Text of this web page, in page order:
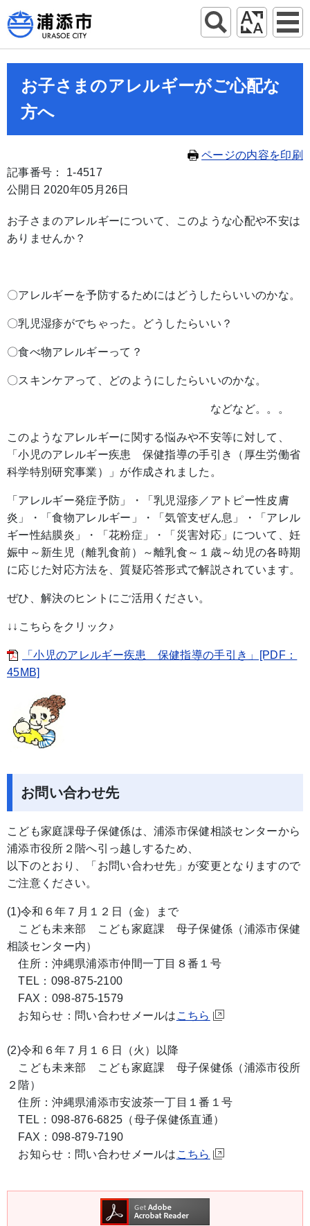
お子さまのアレルギーがご心配な
方へ
ページの内容を印刷
記事番号： 1-4517
公開日 2020年05月26日
お子さまのアレルギーについて、このような心配や不安は
ありませんか？
〇アレルギーを予防するためにはどうしたらいいのかな。
〇乳児湿疹がでちゃった。どうしたらいい？
〇食べ物アレルギーって？
〇スキンケアって、どのようにしたらいいのかな。
などなど。。。
このようなアレルギーに関する悩みや不安等に対して、
「小児のアレルギー疾患 保健指導の手引き（厚生労働省
科学特別研究事業）」が作成されました。
「アレルギー発症予防」・「乳児湿疹／アトピー性皮膚
炎」・「食物アレルギー」・「気管支ぜん息」・「アレル
ギー性結膜炎」・「花粉症」・「災害対応」について、妊
娠中～新生児（離乳食前）～離乳食～１歳～幼児の各時期
に応じた対応方法を、質疑応答形式で解説されています。
ぜひ、解決のヒントにご活用ください。
↓↓こちらをクリック♪
「小児のアレルギー疾患 保健指導の手引き」[PDF：
45MB]
お問い合わせ先
こども家庭課母子保健係は、浦添市保健相談センターから
浦添市役所２階へ引っ越しするため、
以下のとおり、「お問い合わせ先」が変更となりますので
ご注意ください。
(1)令和６年７月１２日（金）まで
こども未来部 こども家庭課 母子保健係（浦添市保健
相談センター内）
住所：沖縄県浦添市仲間一丁目８番１号
TEL：098-875-2100
FAX：098-875-1579
お知らせ：問い合わせメールは こちら
(2)令和６年７月１６日（火）以降
こども未来部 こども家庭課 母子保健係（浦添市役所
２階）
住所：沖縄県浦添市安波茶一丁目１番１号
TEL：098-876-6825（母子保健係直通）
FAX：098-879-7190
お知らせ：問い合わせメールは こちら